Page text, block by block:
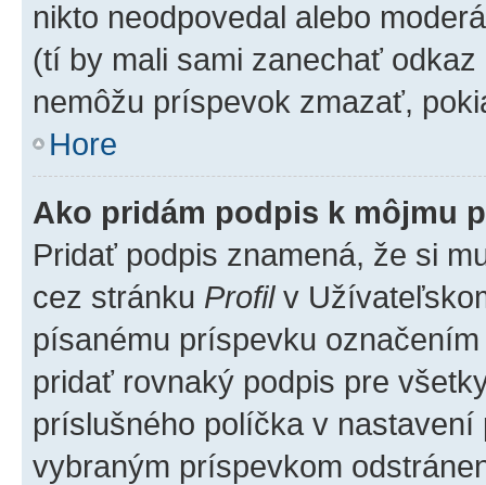
nikto neodpovedal alebo
(tí by mali sami zanechať
nemôžu príspevok zmazať,
Hore
Ako pridám podpis k môjmu
Pridať podpis znamená, že si
cez stránku Profilv
písanému príspevku
pridať rovnaký podpis pre
príslušného políčka v
vybraným príspevkom